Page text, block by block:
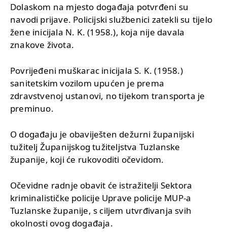
Dolaskom na mjesto događaja potvrđeni su
navodi prijave. Policijski službenici zatekli su tijelo
žene inicijala N. K. (1958.), koja nije davala
znakove života.
Povrijeđeni muškarac inicijala S. K. (1958.)
sanitetskim vozilom upućen je prema
zdravstvenoj ustanovi, no tijekom transporta je
preminuo.
O događaju je obaviješten dežurni županijski
tužitelj Županijskog tužiteljstva Tuzlanske
županije, koji će rukovoditi očevidom.
Očevidne radnje obavit će istražitelji Sektora
kriminalističke policije Uprave policije MUP-a
Tuzlanske županije, s ciljem utvrđivanja svih
okolnosti ovog događaja.